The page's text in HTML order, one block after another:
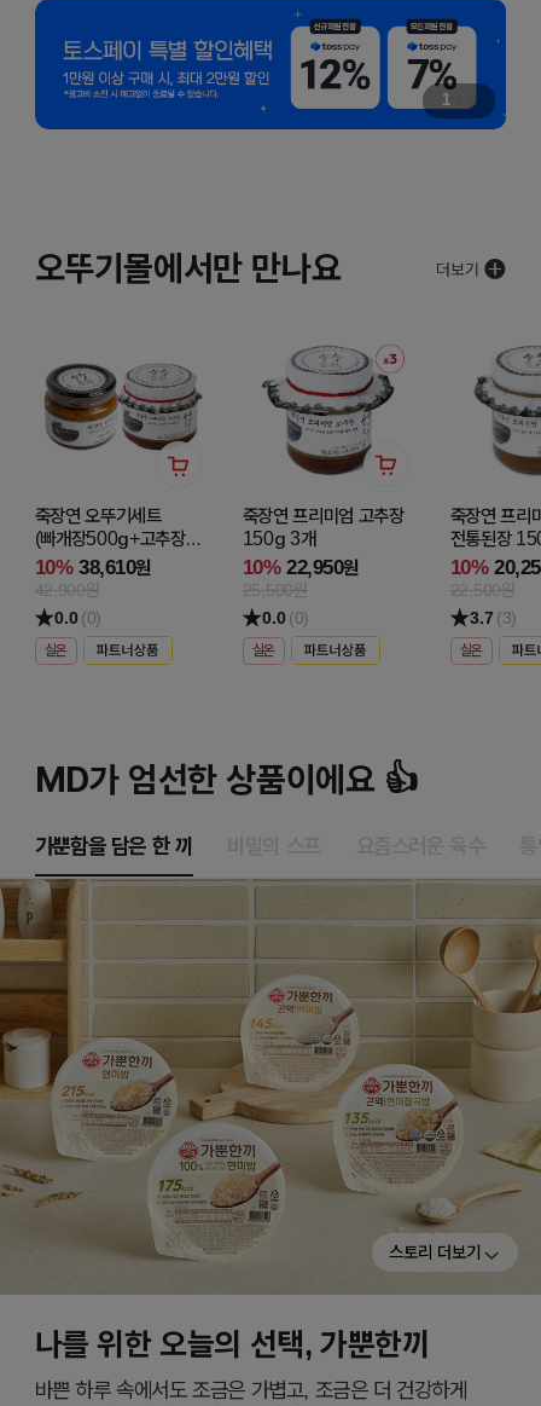
1 4
오뚜기몰에서만 만나요
죽장연 오뚜기세트
(빠개장500g+고추장50
0g)
10% 38,610원
42,900원
0.0 (0)
실온
죽장연 프리미엄 고추장
150g 3개
10% 22,950원
25,500원
0.0 (0)
실온
죽장연 프리
전통된장
10%
22,500원
3.7 (3)
실온
MD가 엄선한 상품이에요 👍
가뿐함을 담은 한 끼
스토리 더보기
나를 위한 오늘의 선택, 가뿐한끼
바쁜 하루 속에서도 조금은 가볍고, 조금은 더 건강하게